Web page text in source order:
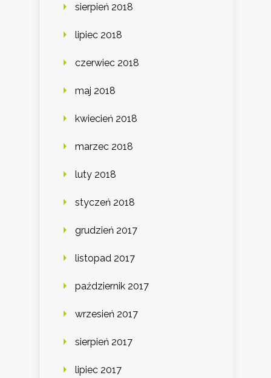
sierpień 2018
lipiec 2018
czerwiec 2018
maj 2018
kwiecień 2018
marzec 2018
luty 2018
styczeń 2018
grudzień 2017
listopad 2017
październik 2017
wrzesień 2017
sierpień 2017
lipiec 2017